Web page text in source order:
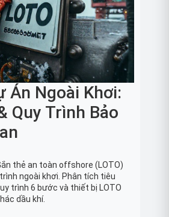
Án Ngoài Khơi:
Quy Trình Bảo
thẻ an toàn offshore (LOTO)
ngoài khơi. Phân tích tiêu
trình 6 bước và thiết bị LOTO
dầu khí.